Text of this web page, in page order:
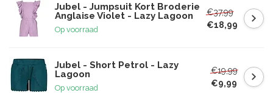
Jubel - Jumpsuit Kort Broderie
Anglaise Violet - Lazy Lagoon
Op voorraad
€37,99
€18,99
Jubel - Short Petrol - Lazy
Lagoon
Op voorraad
€19,99
€9,99